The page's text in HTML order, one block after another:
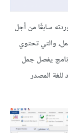
سابقًا من أجل
والتي تحتوي
يفصل جمل
المصدر